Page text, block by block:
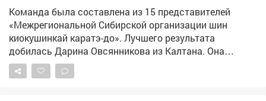
Команда была составлена из 15 представителей
«Межрегиональной Сибирской организации шин
киокушинкай каратэ-до». Лучшего результата
добилась Дарина Овсянникова из Калтана. Она
боролась за награды в весовой категории до 45 кг и